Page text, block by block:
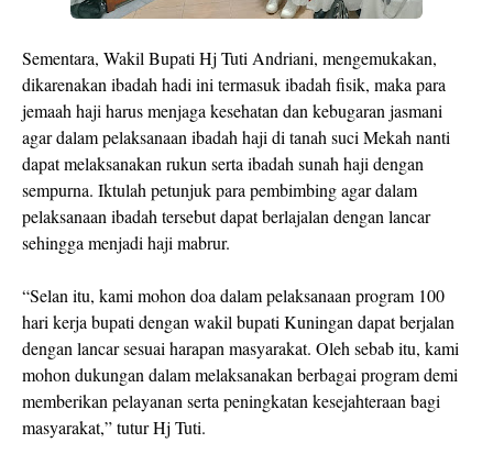
Sementara, Wakil Bupati Hj Tuti Andriani, mengemukakan,
dikarenakan ibadah hadi ini termasuk ibadah fisik, maka para
jemaah haji harus menjaga kesehatan dan kebugaran jasmani
agar dalam pelaksanaan ibadah haji di tanah suci Mekah nanti
dapat melaksanakan rukun serta ibadah sunah haji dengan
sempurna. Iktulah petunjuk para pembimbing agar dalam
pelaksanaan ibadah tersebut dapat berlajalan dengan lancar
sehingga menjadi haji mabrur.
“Selan itu, kami mohon doa dalam pelaksanaan program 100
hari kerja bupati dengan wakil bupati Kuningan dapat berjalan
dengan lancar sesuai harapan masyarakat. Oleh sebab itu, kami
mohon dukungan dalam melaksanakan berbagai program demi
memberikan pelayanan serta peningkatan kesejahteraan bagi
masyarakat,” tutur Hj Tuti.